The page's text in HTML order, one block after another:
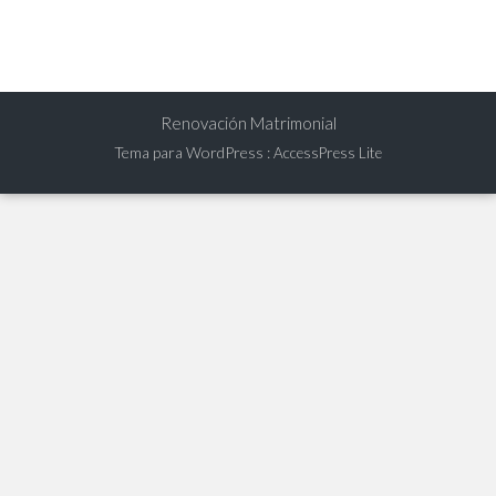
Renovación Matrimonial
Tema para WordPress :AccessPress Lite